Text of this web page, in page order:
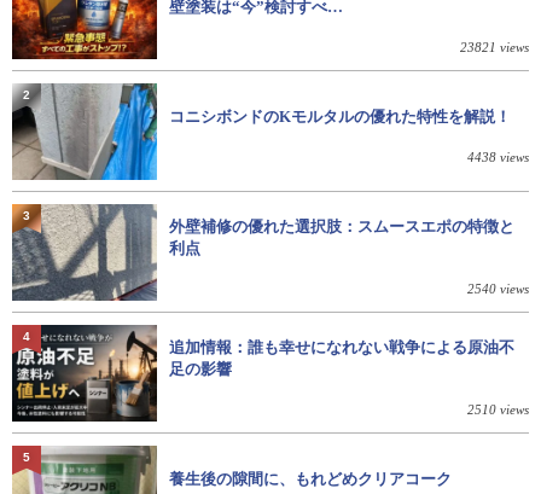
壁塗装は“今”検討すべ…
23821 views
コニシボンドのKモルタルの優れた特性を解説！
4438 views
2
外壁補修の優れた選択肢：スムースエポの特徴と
利点
2540 views
3
追加情報：誰も幸せになれない戦争による原油不
足の影響
2510 views
4
養生後の隙間に、もれどめクリアコーク
5